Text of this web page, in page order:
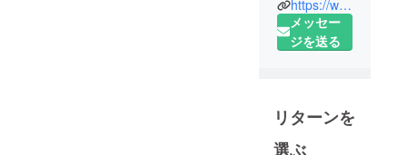
https://www.youtube.com/channel/UC6i0d5cz4BoUM99VcR-cjRA
メッセー
ジを送る
リターンを
選ぶ